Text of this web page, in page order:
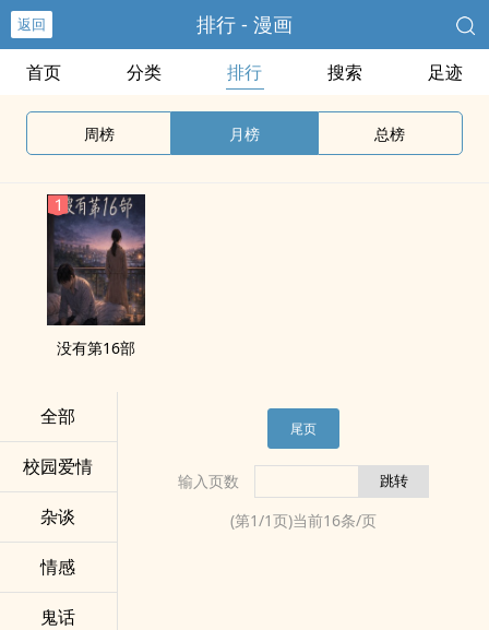
返回 排行 - 漫画
首页 分类 排行 搜索 足迹
周榜 月榜 总榜
没有第16部
全部
校园爱情
杂谈
情感
鬼话
尾页
输入页数
(第1/1页)当前16条/页